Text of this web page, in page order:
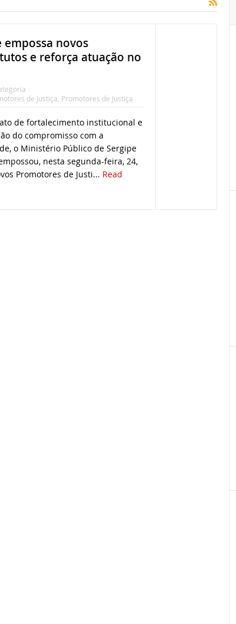
novos
e reforça atuação no
de Justiça Promotores de Justiça
de fortalecimento institucional e
do compromisso com a
o Ministério Público de Sergipe
nesta segunda-feira, 24,
Promotores de Justi... Read